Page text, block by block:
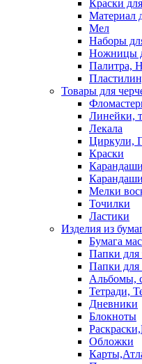
Краски
Материал
Мел
Наборы
Ножницы
Палитра,
Товары для
Линейки,
Лекала
Циркули,
Краски
Мелки
Точилки
Ластики
Изделия из
Бумага
Папки для
Папки для
Альбомы,
Тетради,
Дневники
Блокноты
Обложки